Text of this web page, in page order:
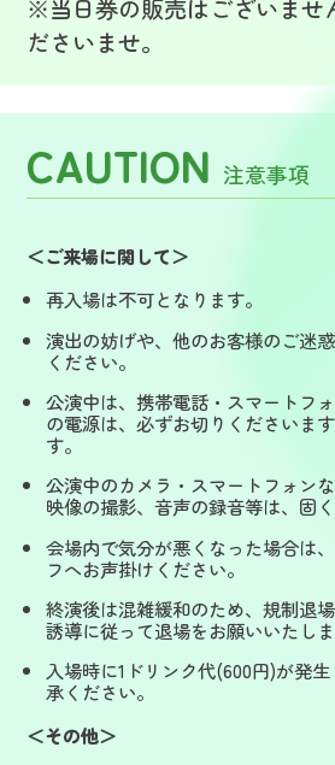
※当日券の販売はございませ
ださいませ。
CAUTION 注意事項
＜ご来場に関して＞
再入場は不可となります。
演出の妨げや、他のお客様のご迷
ください。
公演中は、携帯電話・スマートフ
の電源は、必ずお切りくださいま
す。
公演中のカメラ・スマートフォンな
映像の撮影、音声の録音等は、固
会場内で気分が悪くなった場合は
フへお声掛けください。
終演後は混雑緩和のため、規制退
誘導に従って退場をお願いいたしま
入場時に1ドリンク代(600円)が発
承ください。
＜その他＞